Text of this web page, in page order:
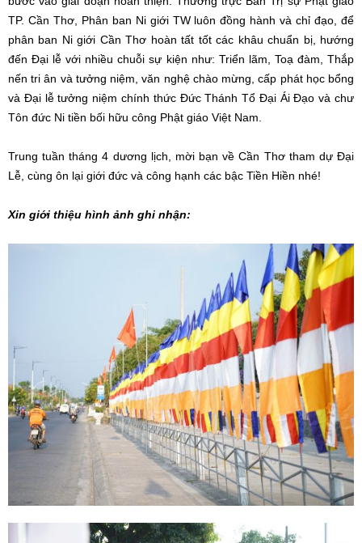
TP. Cần Thơ, Phân ban Ni giới TW luôn đồng hành và chỉ đạo, để
phân ban Ni giới Cần Thơ hoàn tất tốt các khâu chuẩn bị, hướng
đến Đại lễ với nhiều chuỗi sự kiện như: Triển lãm, Toạ đàm, Thắp
nến tri ân và tưởng niệm, văn nghệ chào mừng, cấp phát học bổng
và Đại lễ tưởng niệm chính thức Đức Thánh Tổ Đại Ái Đạo và chư
Tôn đức Ni tiền bối hữu công Phật giáo Việt Nam.
Trung tuần tháng 4 dương lịch, mời bạn về Cần Thơ tham dự Đại
Lễ, cùng ôn lại giới đức và công hạnh các bậc Tiền Hiền nhé!
Xin giới thiệu hình ảnh ghi nhận: